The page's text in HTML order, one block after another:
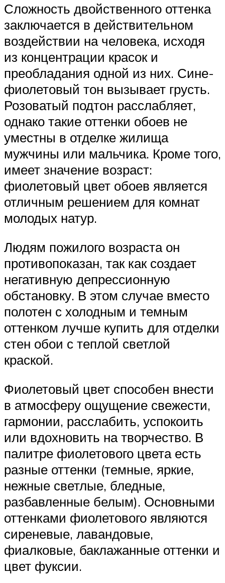
Сложность двойственного оттенка
заключается в действительном
воздействии на человека, исходя
из концентрации красок и
преобладания одной из них. Сине-
фиолетовый тон вызывает грусть.
Розоватый подтон расслабляет,
однако такие оттенки обоев не
уместны в отделке жилища
мужчины или мальчика. Кроме того,
имеет значение возраст:
фиолетовый цвет обоев является
отличным решением для комнат
молодых натур.
Людям пожилого возраста он
противопоказан, так как создает
негативную депрессионную
обстановку. В этом случае вместо
полотен с холодным и темным
оттенком лучше купить для отделки
стен обои с теплой светлой
краской.
Фиолетовый цвет способен внести
в атмосферу ощущение свежести,
гармонии, расслабить, успокоить
или вдохновить на творчество. В
палитре фиолетового цвета есть
разные оттенки (темные, яркие,
нежные светлые, бледные,
разбавленные белым). Основными
оттенками фиолетового являются
сиреневые, лавандовые,
фиалковые, баклажанные оттенки и
цвет фуксии.